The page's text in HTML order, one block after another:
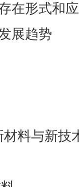
在形式和
展趋势
材料与新技